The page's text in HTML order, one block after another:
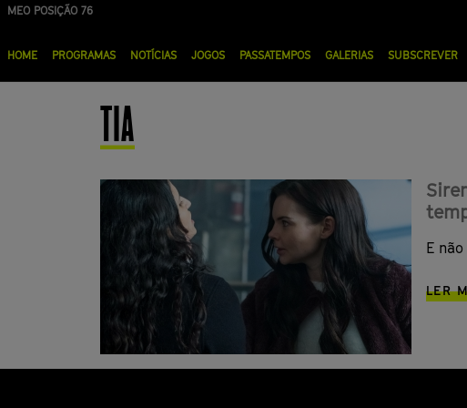
Passar
MEO POSIÇÃO 76
principal
HOME PROGRAMAS NOTÍCIAS JOGOS PASSATEMPOS GALERIAS SUBSCREVER
TIA
E
LER